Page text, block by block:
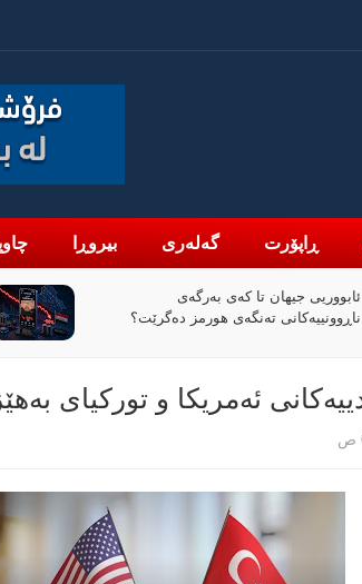
ڕاپۆرت گەلەری بیروڕا
ئابووریی جیهان تا کەی بەرگەی
ناڕوونییەکانی تەنگەی هورمز دەگرێت؟
ئەمریکا و تورکیای